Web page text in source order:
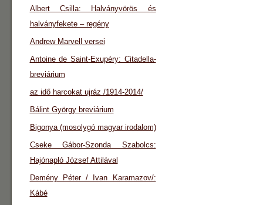
Albert Csilla: Halványvörös és
halványfekete – regény
Andrew Marvell versei
Antoine de Saint-Exupéry: Citadella-
breviárium
az idő harcokat ujráz /1914-2014/
Bálint György breviárium
Bigonya (mosolygó magyar irodalom)
Cseke Gábor-Szonda Szabolcs:
Hajónapló József Attilával
Demény Péter / Ivan Karamazov/:
Kábé